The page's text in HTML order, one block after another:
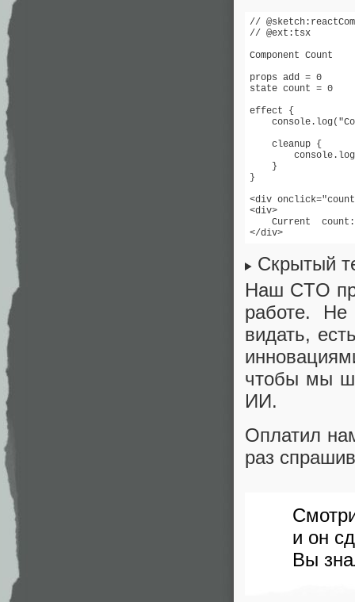
//
// @ext:tsx
Component Count
props add = 0
state count = 0
effect {
    cleanup {
    }
}
<div
<div>
Current
</div>
Скрытый
Наш CTO
работе.
видать,
чтобы мы
ИИ.
Оплатил
раз
и он
Вы